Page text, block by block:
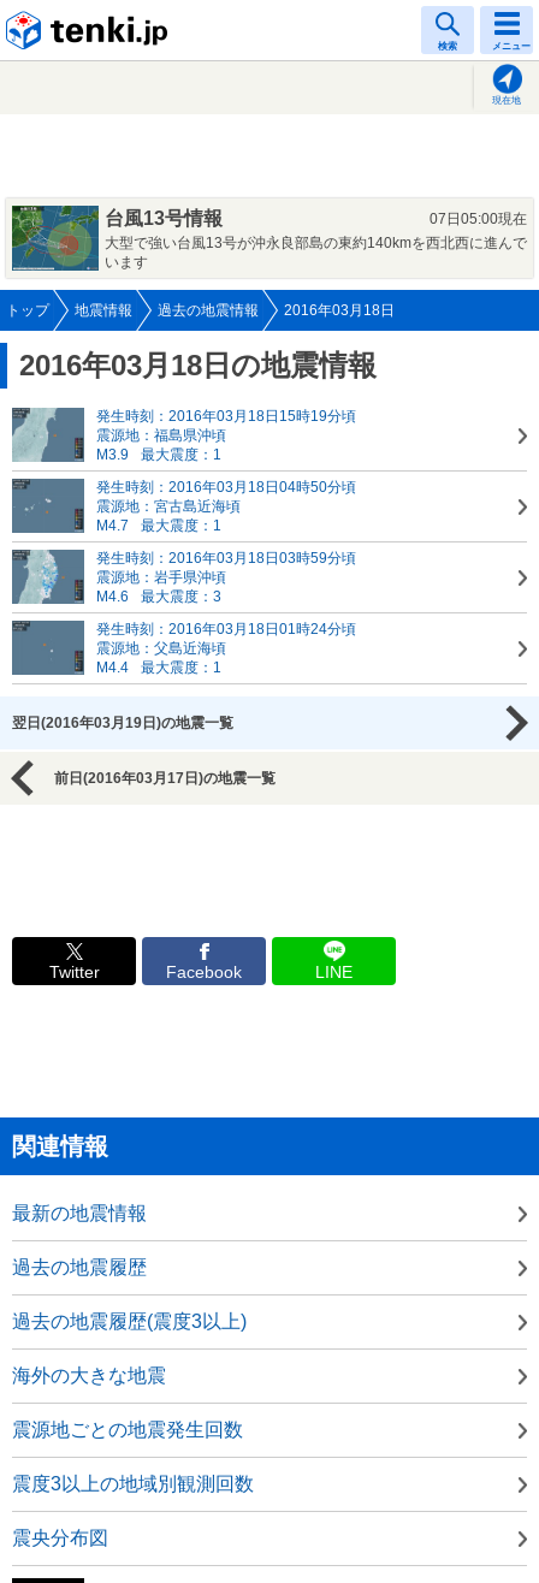
検索 メニュー
現在地
台風13号情報
07日05:00現在
大型で強い台風13号が沖永良部島の東約140kmを西北西に進んで
います
トップ 地震情報 過去の地震情報 2016年03月18日
2016年03月18日の地震情報
発生時刻：2016年03月18日15時19分頃
震源地：福島県沖頃
M3.9
最大震度：1
発生時刻：2016年03月18日04時50分頃
震源地：宮古島近海頃
M4.7
最大震度：1
発生時刻：2016年03月18日03時59分頃
震源地：岩手県沖頃
M4.6
最大震度：3
発生時刻：2016年03月18日01時24分頃
震源地：父島近海頃
M4.4
最大震度：1
翌日(2016年03月19日)の地震一覧
前日(2016年03月17日)の地震一覧
Twitter Facebook LINE
関連情報
最新の地震情報
過去の地震履歴
過去の地震履歴(震度3以上)
海外の大きな地震
震源地ごとの地震発生回数
震度3以上の地域別観測回数
震央分布図